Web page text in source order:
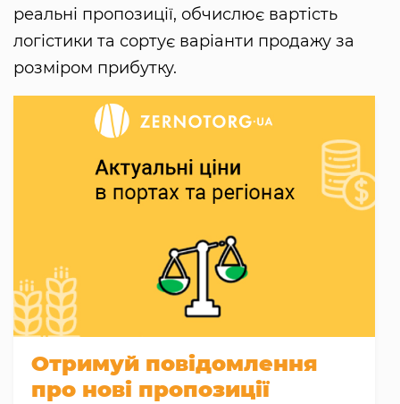
реальні пропозиції, обчислює вартість
логістики та сортує варіанти продажу за
розміром прибутку.
Отримуй повідомлення
про нові пропозиції